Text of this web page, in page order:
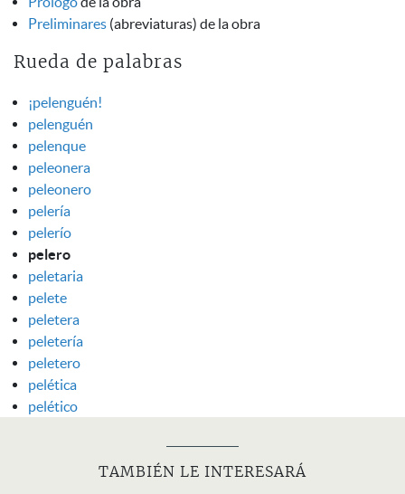
Preliminares (abreviaturas) de la obra
Rueda de palabras
¡pelenguén!
pelenguén
pelenque
peleonera
peleonero
pelería
pelerío
pelero
peletaria
pelete
peletera
peletería
peletero
pelética
pelético
TAMBIÉN LE INTERESARÁ